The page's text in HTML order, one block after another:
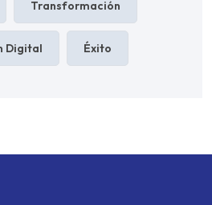
Transformación
Digital Éxito